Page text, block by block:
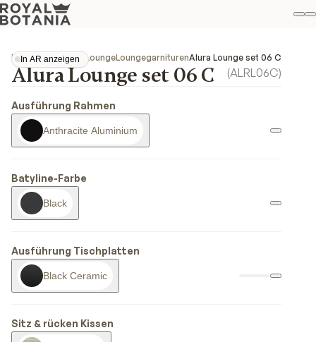
In AR anzeigen
In AR anzeigen
KollektionenAlura LoungeLoungegarniturenAlura Lounge set 06 C
Alura Lounge set 06 C (ALRL06C)
Ausführung Rahmen
Anthracite Aluminium
Batyline-Farbe
Black
Ausführung Tischplatten
Black Ceramic
Sitz & rücken Kissen